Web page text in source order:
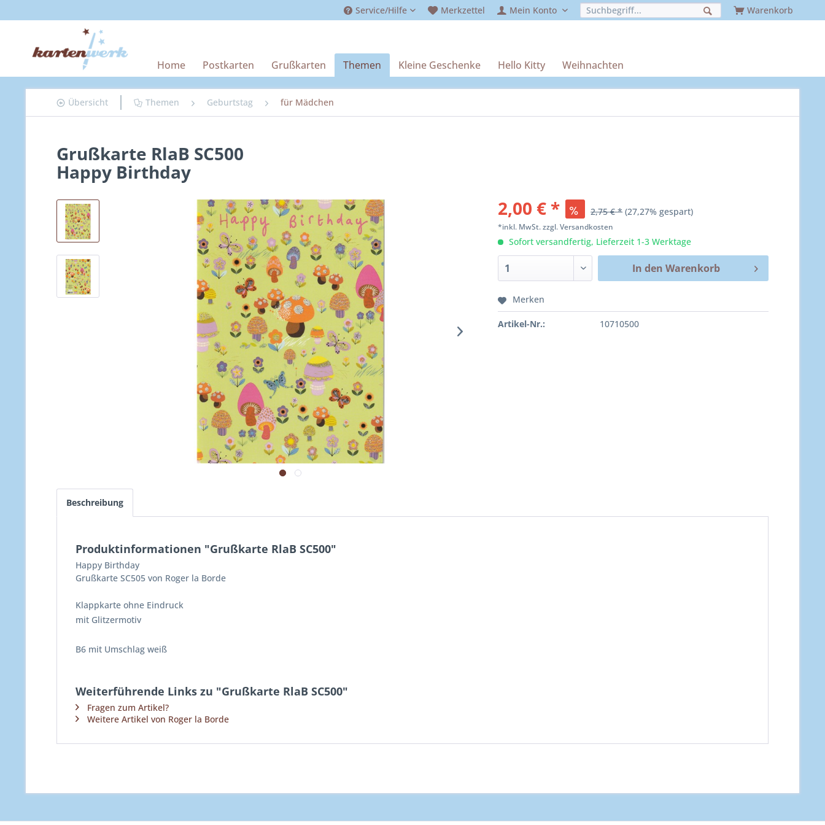
Service/Hilfe Merkzettel Mein Konto Warenkorb
Home Postkarten Grußkarten Themen Kleine Geschenke Hello Kitty Weihnachten
Übersicht Themen Geburtstag für Mädchen
Grußkarte RlaB SC500
Happy Birthday
2,00 € *
2,75 € * (27,27% gespart)
*inkl. MwSt.zzgl. Versandkosten
Sofort versandfertig, Lieferzeit 1-3 Werktage
In den Warenkorb
Merken
Artikel-Nr.: 10710500
Beschreibung
Produktinformationen "Grußkarte RlaB SC500"
Happy Birthday
Grußkarte SC505 von Roger la Borde
Klappkarte ohne Eindruck
mit Glitzermotiv
B6 mit Umschlag weiß
Weiterführende Links zu "Grußkarte RlaB SC500"
Fragen zum Artikel?
Weitere Artikel von Roger la Borde